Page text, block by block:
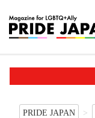
PRIDE JAPAN